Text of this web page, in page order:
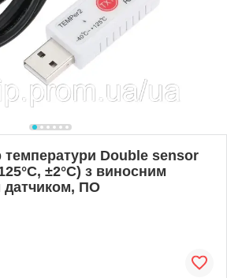
температури Double sensor
±2°C) з виносним
датчиком, ПО